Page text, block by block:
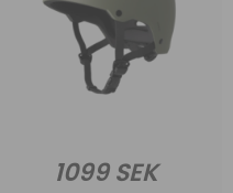
1099 SEK